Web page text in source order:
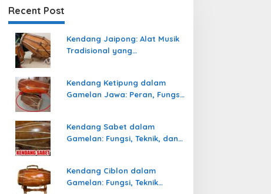
Recent Post
Kendang Jaipong: Alat Musik
Tradisional yang
Kendang Ketipung dalam
Gamelan Jawa: Peran, Fungsi,
Kendang Sabet dalam
Gamelan: Fungsi, Teknik, dan
Kendang Ciblon dalam
Gamelan: Fungsi, Teknik